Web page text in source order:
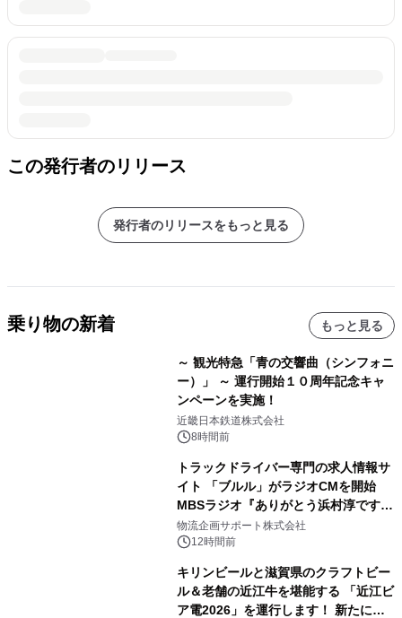
この発行者のリリース
発行者のリリースをもっと見る
乗り物の新着 もっと見る
～ 観光特急「青の交響曲（シンフォニ
ー）」 ～ 運行開始１０周年記念キャ
ンペーンを実施！
近畿日本鉄道株式会社
8時間前
トラックドライバー専門の求人情報サ
イト 「ブルル」がラジオCMを開始
MBSラジオ『ありがとう浜村淳です』
にて8月1日(土)より
物流企画サポート株式会社
12時間前
キリンビールと滋賀県のクラフトビー
ル＆老舗の近江牛を堪能する 「近江ビ
ア電2026」を運行します！ 新たに